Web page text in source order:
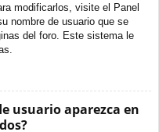
modificarlos, visite el Panel
nombre de usuario que se
del foro. Este sistema le
usuario aparezca en